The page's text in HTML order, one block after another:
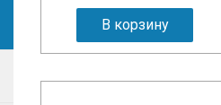
В корзину